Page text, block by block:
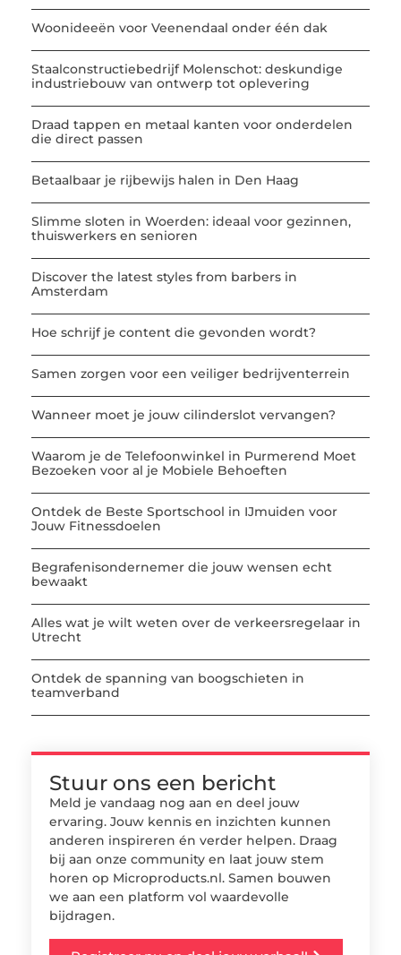
Woonideeën voor Veenendaal onder één dak
Staalconstructiebedrijf Molenschot: deskundige
industriebouw van ontwerp tot oplevering
Draad tappen en metaal kanten voor onderdelen
die direct passen
Betaalbaar je rijbewijs halen in Den Haag
Slimme sloten in Woerden: ideaal voor gezinnen,
thuiswerkers en senioren
Discover the latest styles from barbers in
Amsterdam
Hoe schrijf je content die gevonden wordt?
Samen zorgen voor een veiliger bedrijventerrein
Wanneer moet je jouw cilinderslot vervangen?
Waarom je de Telefoonwinkel in Purmerend Moet
Bezoeken voor al je Mobiele Behoeften
Ontdek de Beste Sportschool in IJmuiden voor
Jouw Fitnessdoelen
Begrafenisondernemer die jouw wensen echt
bewaakt
Alles wat je wilt weten over de verkeersregelaar in
Utrecht
Ontdek de spanning van boogschieten in
teamverband
Stuur ons een bericht
Meld je vandaag nog aan en deel jouw
ervaring. Jouw kennis en inzichten kunnen
anderen inspireren én verder helpen. Draag
bij aan onze community en laat jouw stem
horen op Microproducts.nl. Samen bouwen
we aan een platform vol waardevolle
bijdragen.